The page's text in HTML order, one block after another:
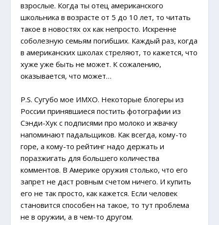
взрослые. Когда ты отец американского
школьника в возрасте от 5 до 10 лет, то читать
такое в новостях ох как непросто. Искренне
соболезную семьям погибших. Каждый раз, когда
в американских школах стреляют, то кажется, что
хуже уже быть не может. К сожалению,
оказывается, что может…
P.S. Сугубо мое ИМХО. Некоторые блогеры из
России принявшиеся постить фотографии из
Сэнди-Хук с подписями про молоко и жвачку
напоминают падальщиков. Как всегда, кому-то
горе, а кому-то рейтинг надо держать и
поразжигать для большего количества
комментов. В Америке оружия столько, что его
запрет не даст ровным счетом ничего. И купить
его не так просто, как кажется. Если человек
становится способен на такое, то тут проблема
не в оружии, а в чем-то другом.